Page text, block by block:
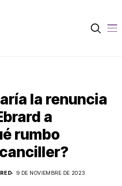
la renuncia
a
rumbo
9 DE NOVIEMBRE DE 2023